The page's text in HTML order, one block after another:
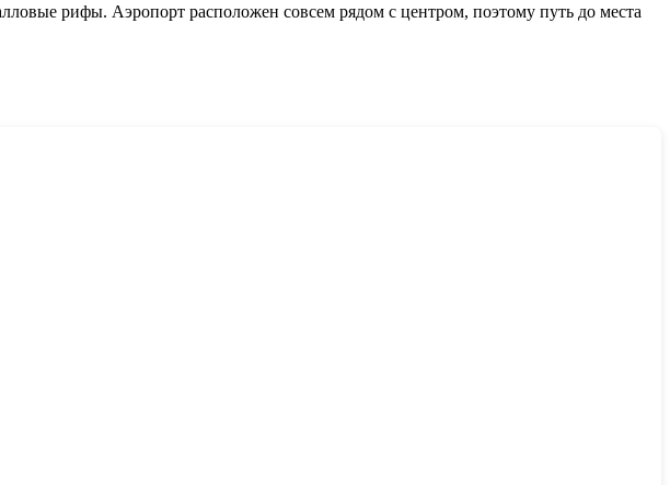
рифы. Аэропорт расположен совсем рядом с центром, поэтому путь до места